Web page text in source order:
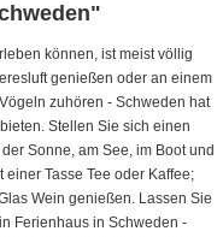
können, ist meist völlig
genießen oder an einem
zuhören - Schweden hat
Stellen Sie sich einen
Sonne, am See, im Boot und
Tasse Tee oder Kaffee;
Wein genießen. Lassen Sie
Ferienhaus in Schweden -